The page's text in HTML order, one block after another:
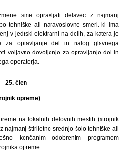
sme opravljati delavec z najmanj
tehniške ali naravoslovne smeri, ki ima
v jedrski elektrarni na delih, za katera je
za opravljanje del in nalog glavnega
veljavno dovoljenje za opravljanje del in
operaterja.
25. člen
opreme)
na lokalnih delovnih mestih (strojnik
najmanj štiriletno srednjo šolo tehniške ali
končanim odobrenim programom
opreme.